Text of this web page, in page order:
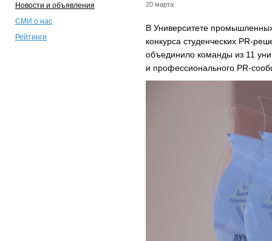
Новости и объявления
СМИ о нас
Рейтинги
20 марта
В Университете
конкурса студенческих PR-
объединило команды из 11
и профессионального PR-